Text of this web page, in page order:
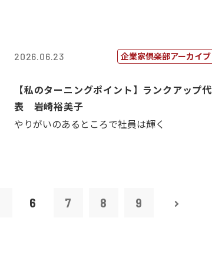
2026.06.23 企業家倶楽部アーカイブ
【私のターニングポイント】ランクアップ代
表 岩崎裕美子
やりがいのあるところで社員は輝く
6 7 8 9